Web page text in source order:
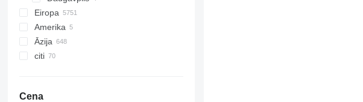
Eiropa
Vācija
Polija
Amerika
ASV
Āzija
citi
Cena